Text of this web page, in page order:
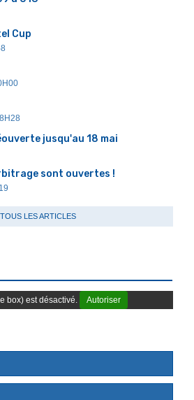
Cup
jusqu'au 18 mai
sont ouvertes !
TOUS LES ARTICLES
box) est désactivé. Autoriser